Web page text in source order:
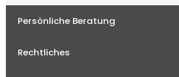
Persönliche Beratung
Rechtliches